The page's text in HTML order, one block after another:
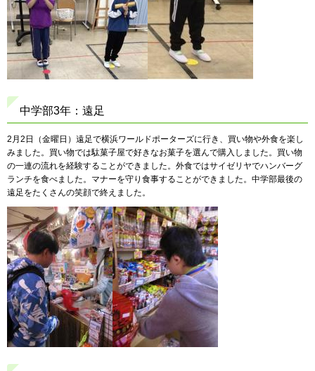
中学部3年：遠足
2月2日（金曜日）遠足で横浜ワールドポーターズに行き、買い物や外食を楽し
みました。買い物では駄菓子屋で好きなお菓子を選んで購入しました。買い物
の一連の流れを経験することができました。外食ではサイゼリヤでハンバーグ
ランチを食べました。マナーを守り食事することができました。中学部最後の
遠足をたくさんの笑顔で終えました。